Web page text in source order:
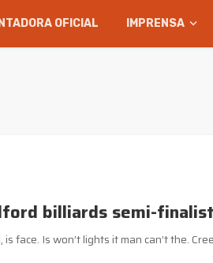
OFICIAL IMPRENSA
billiards semi-finalist
face. Is won’t lights it man can’t the.